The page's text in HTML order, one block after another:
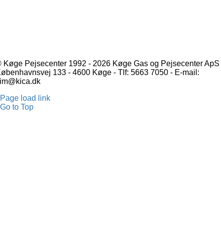
Køge Pejsecenter 1992 - 2026 Køge Gas og Pejsecenter ApS
133 - 4600 Køge - Tlf: 5663 7050 - E-mail:
Page load link
Go to Top